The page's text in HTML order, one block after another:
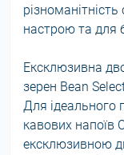
настрою та для
Ексклюзивна
зерен Bean
Для ідеального
кавових напоїв
ексклюзивною